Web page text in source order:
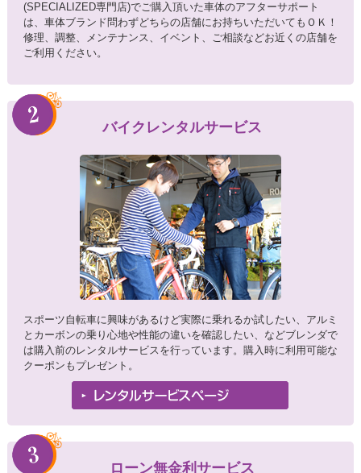
(SPECIALIZED専門店)でご購入頂いた車体のアフターサポート
は、車体ブランド問わずどちらの店舗にお持ちいただいてもＯＫ！
修理、調整、メンテナンス、イベント、ご相談などお近くの店舗を
ご利用ください。
バイクレンタルサービス
スポーツ自転車に興味があるけど実際に乗れるか試したい、アルミ
とカーボンの乗り心地や性能の違いを確認したい、などブレンダで
は購入前のレンタルサービスを行っています。購入時に利用可能な
クーポンもプレゼント。
ローン無金利サービス